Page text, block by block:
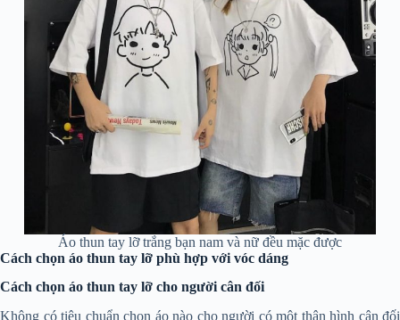
Áo thun tay lỡ trắng bạn nam và nữ đều mặc được
Cách chọn áo thun tay lỡ phù hợp với vóc dáng
Cách chọn áo thun tay lỡ cho người cân đối
Không có tiêu chuẩn chọn áo nào cho người có một thân hình cân đối